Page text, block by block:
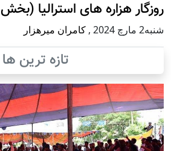
روزگار هزاره های استرالیا (بخش 4) قلمرو کانبرا
شنبه2 مارچ 2024 , کامران میرهزار
تازه ترین ها